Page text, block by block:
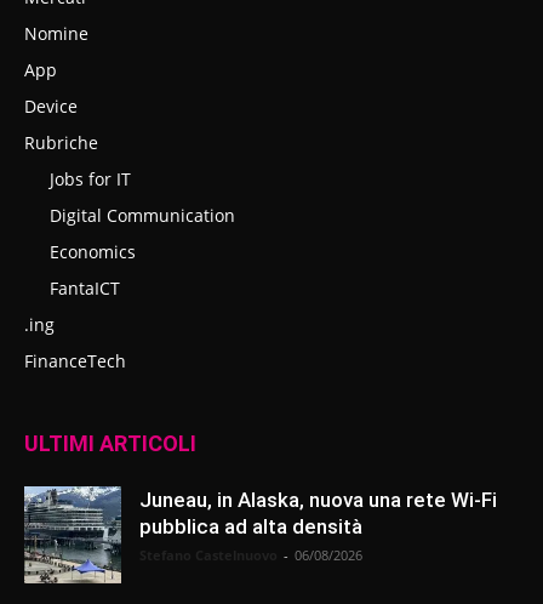
Nomine
App
Device
Rubriche
Jobs for IT
Digital Communication
Economics
FantaICT
.ing
FinanceTech
ULTIMI ARTICOLI
Juneau, in Alaska, nuova una rete Wi-Fi
pubblica ad alta densità
- 06/08/2026